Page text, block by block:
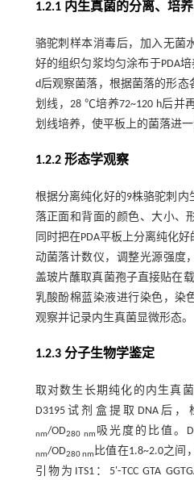
1.2.1 内生真菌的分离、培
骆驼刺样本消毒后，加入无菌
好的组织匀浆均匀涂布于PDA
d后观察菌落，根据菌落的形
划线，28 ℃培养72~120 h后并
划线培养，使平板上的菌落进一
1.2.2 形态学观察
根据分离纯化好的9株骆驼刺内
落正面和背面的颜色、大小、
同时把在PDA平板上分离纯化
动菌落计数仪，调整光源强度
盖玻片蘸取真菌孢子直接贴在
乳酸酚棉蓝染液进行染色，染
观察并记录内生真菌显微形态。
1.2.3 分子生物学鉴定
取对数生长期纯化的内生真菌
D3195试剂盒提取DNA后，
nm/OD280 nm 吸光度的比值。
nm/OD280 nm比值在1.8~2.0之间
引物为ITS1：5'⁃TCC GTA